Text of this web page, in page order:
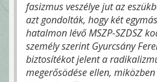
fasizmus veszélye jut az
azt gondolták, hogy két
hatalmon lévő MSZP-SZDSZ
személy szerint Gyurcsány
biztosítékot jelent a
megerősödése ellen,